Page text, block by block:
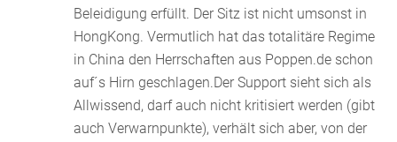
Beleidigung erfüllt. Der Sitz ist nicht umsonst in
HongKong. Vermutlich hat das totalitäre Regime
in China den Herrschaften aus Poppen.de schon
auf´s Hirn geschlagen.Der Support sieht sich als
Allwissend, darf auch nicht kritisiert werden (gibt
auch Verwarnpunkte), verhält sich aber, von der